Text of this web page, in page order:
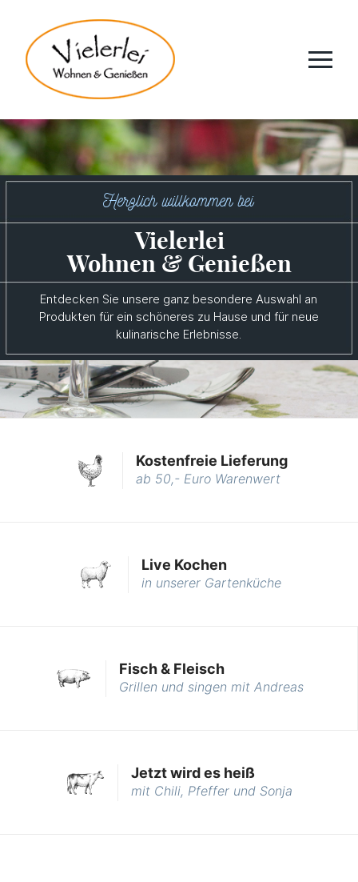
Entdecken Sie unsere ganz besondere Auswahl an
Produkten für ein schöneres zu Hause und für neue
kulinarische Erlebnisse.
Vielerlei
Wohnen & Genießen
Herzlich willkommen bei
Kostenfreie Lieferung
ab 50,- Euro Warenwert
Live Kochen
in unserer Gartenküche
Fisch & Fleisch
Grillen und singen mit Andreas
Jetzt wird es heiß
mit Chili, Pfeffer und Sonja